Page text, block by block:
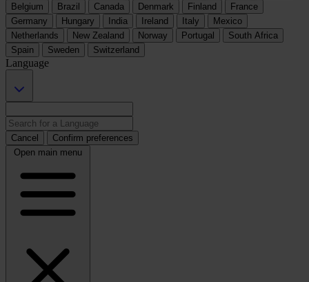
Belgium
Brazil Canada Denmark Finland
France
Germany
Hungary India Ireland Italy
Mexico
Netherlands
New Zealand Norway Portugal
South Africa
Spain
Sweden Switzerland
Language
Cancel
Confirm preferences
Open main menu